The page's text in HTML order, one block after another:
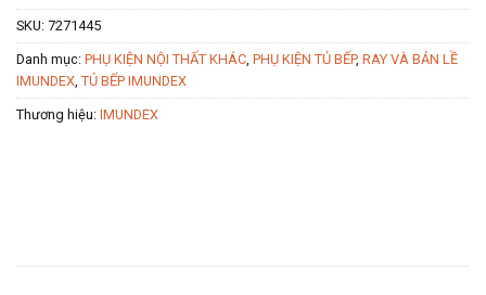
SKU: 7271445
Danh mục: PHỤ KIỆN NỘI THẤT KHÁC PHỤ KIỆN TỦ BẾP, RAY VÀ BẢN LỀ
IMUNDEX TỦ BẾP IMUNDEX
Thương hiệu: IMUNDEX